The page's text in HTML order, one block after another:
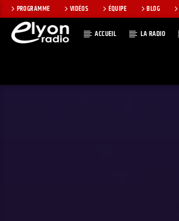
PROGRAMME VIDÉOS ÉQUIPE BLOG
ACCUEIL LA RADIO